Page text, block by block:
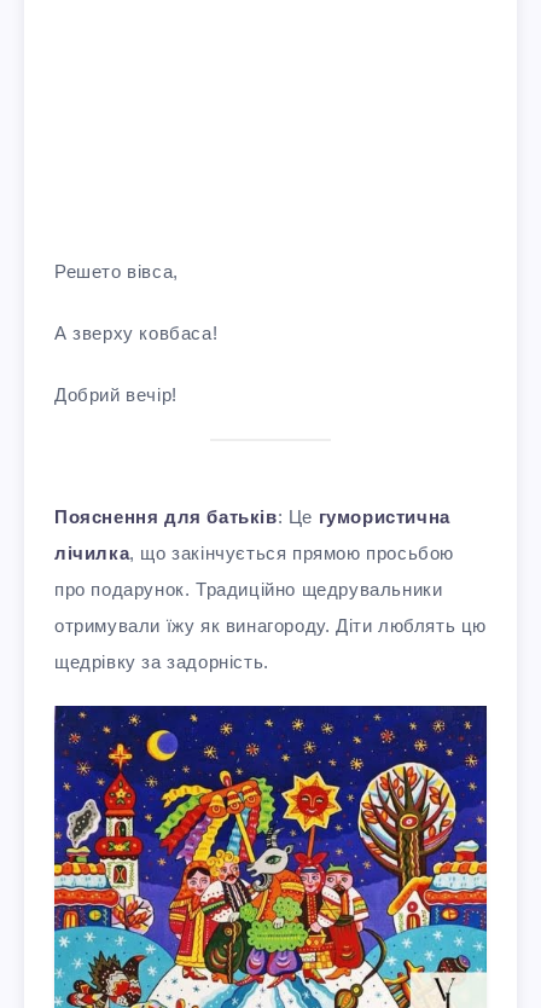
Решето вівса,
А зверху ковбаса!
Добрий вечір!
Пояснення для батьків: Це гумористична
лічилка, що закінчується прямою просьбою
про подарунок. Традиційно щедрувальники
отримували їжу як винагороду. Діти люблять цю
щедрівку за задорність.